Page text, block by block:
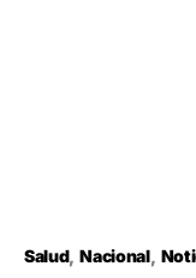
Salud Nacional